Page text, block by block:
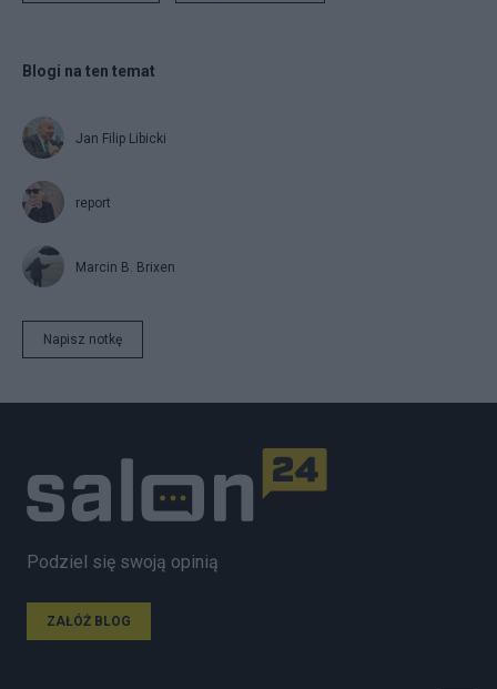
Blogi na ten temat
Jan Filip Libicki
report
Marcin B. Brixen
Napisz notkę
Podziel się swoją opinią
ZAŁÓŻ BLOG